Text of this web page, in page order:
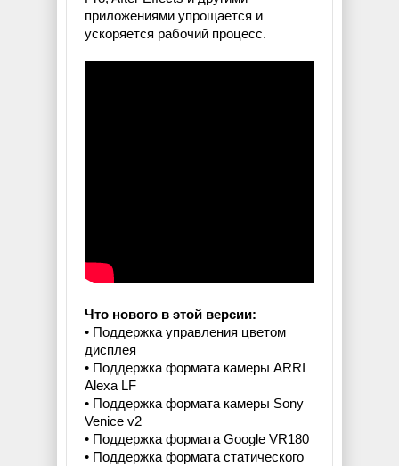
приложениями упрощается и
ускоряется рабочий процесс.
Что нового в этой версии:
• Поддержка управления цветом
дисплея
• Поддержка формата камеры ARRI
Alexa LF
• Поддержка формата камеры Sony
Venice v2
• Поддержка формата Google VR180
• Поддержка формата статического